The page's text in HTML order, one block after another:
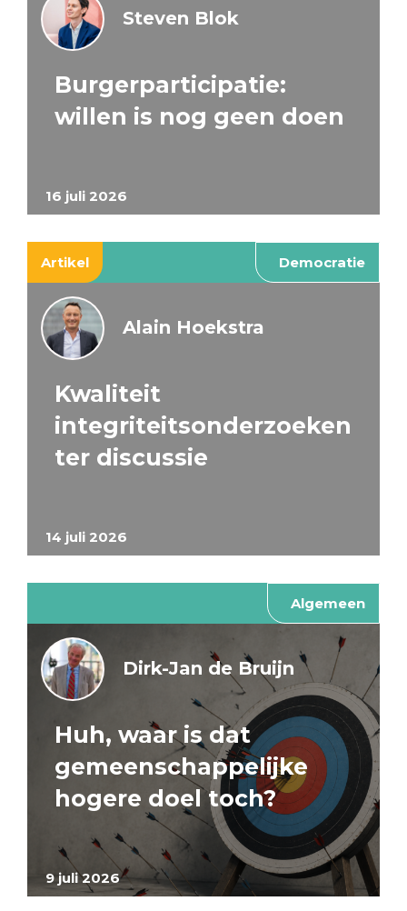
16 juli 2026
Steven Blok
Burgerparticipatie:
willen is nog geen doen
Artikel Democratie
14 juli 2026
Alain Hoekstra
Kwaliteit
integriteitsonderzoeken
ter discussie
Algemeen
9 juli 2026
Dirk-Jan de Bruijn
Huh, waar is dat
gemeenschappelijke
hogere doel toch?